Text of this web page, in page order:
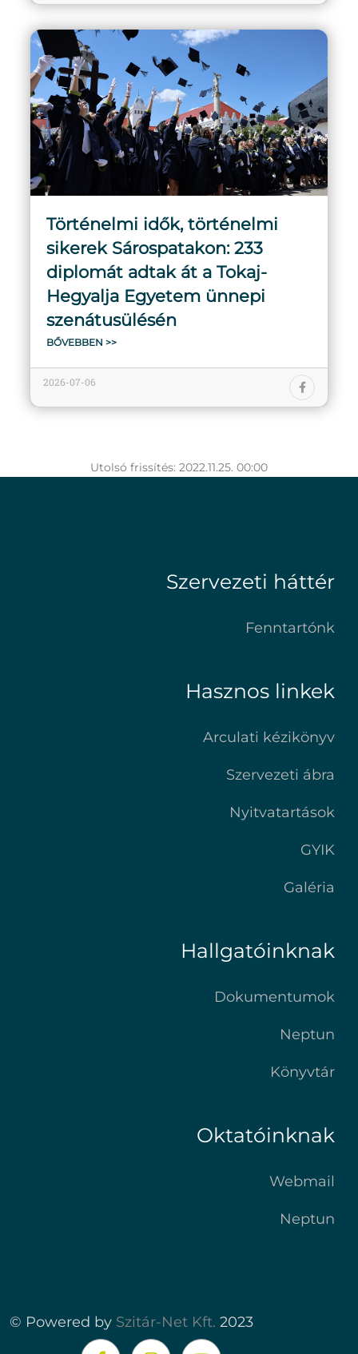
Történelmi idők, történelmi
sikerek Sárospatakon: 233
diplomát adtak át a Tokaj-
Hegyalja Egyetem ünnepi
szenátusülésén
BŐVEBBEN >>
2026-07-06
Utolsó frissítés: 2022.11.25. 00:00
Szervezeti háttér
Fenntartónk
Hasznos linkek
Arculati kézikönyv
Szervezeti ábra
Nyitvatartások
GYIK
Galéria
Hallgatóinknak
Dokumentumok
Neptun
Könyvtár
Oktatóinknak
Webmail
Neptun
© Powered by Szitár-Net Kft. 2023